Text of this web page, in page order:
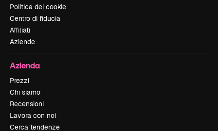
Politica dei cookie
Centro di fiducia
Affiliati
Aziende
Azienda
Prezzi
Chi siamo
Recensioni
Lavora con noi
Cerca tendenze